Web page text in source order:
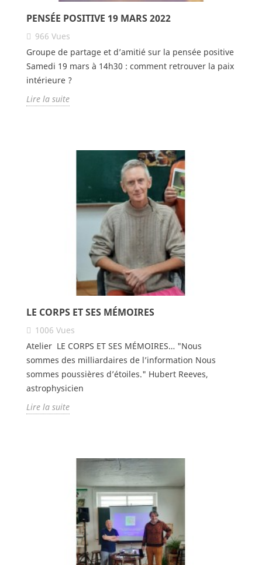
PENSÉE POSITIVE 19 MARS 2022
966 Vues
Groupe de partage et d’amitié sur la pensée positive
Samedi 19 mars à 14h30 : comment retrouver la paix
intérieure ?
Lire la suite
LE CORPS ET SES MÉMOIRES
1006 Vues
Atelier LE CORPS ET SES MÉMOIRES… "Nous
sommes des milliardaires de l’information Nous
sommes poussières d’étoiles." Hubert Reeves,
astrophysicien
Lire la suite